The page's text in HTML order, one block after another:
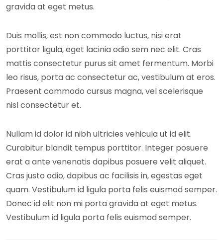
gravida at eget metus.
Duis mollis, est non commodo luctus, nisi erat
porttitor ligula, eget lacinia odio sem nec elit. Cras
mattis consectetur purus sit amet fermentum. Morbi
leo risus, porta ac consectetur ac, vestibulum at eros.
Praesent commodo cursus magna, vel scelerisque
nisl consectetur et.
Nullam id dolor id nibh ultricies vehicula ut id elit.
Curabitur blandit tempus porttitor. Integer posuere
erat a ante venenatis dapibus posuere velit aliquet.
Cras justo odio, dapibus ac facilisis in, egestas eget
quam. Vestibulum id ligula porta felis euismod semper.
Donec id elit non mi porta gravida at eget metus.
Vestibulum id ligula porta felis euismod semper.